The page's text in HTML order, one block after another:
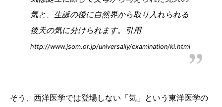
気と、生誕の後に自然界から取り入れられる
後天の気に分けられます。引用
http://www.jsom.or.jp/universally/examination/ki.html
そう、西洋医学では登場しない「気」という東洋医学の